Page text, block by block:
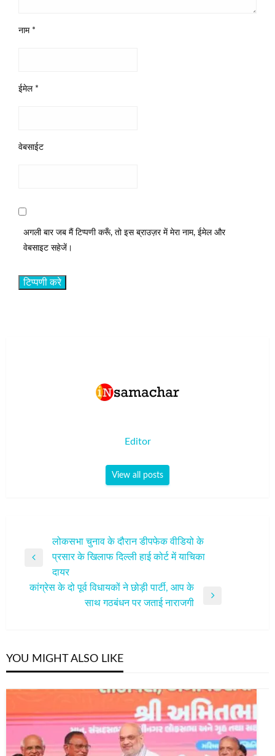
नाम *
ईमेल *
वेबसाईट
अगली बार जब मैं टिप्पणी करूँ, तो इस ब्राउज़र में मेरा नाम, ईमेल और
वेबसाइट सहेजें।
Editor
View all posts
नेविगेशन
Previous
लोकसभा चुनाव के दौरान डीपफेक वीडियो के
प्रसार के खिलाफ दिल्ली हाई कोर्ट में याचिका
दायर
कांग्रेस के दो पूर्व विधायकों ने छोड़ी पार्टी, आप के
साथ गठबंधन पर जताई नाराजगी
YOU MIGHT ALSO LIKE